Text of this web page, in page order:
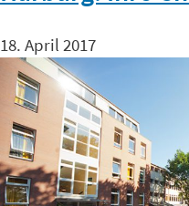
18. April 2017